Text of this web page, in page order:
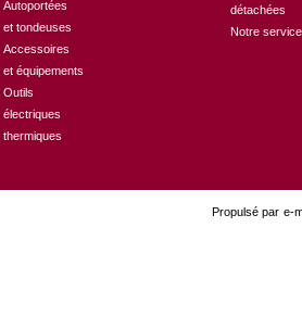
Autoportées
et tondeuses
Accessoires
et équipements
Outils
électriques
thermiques
détachées
Notre
Propulsé par e-